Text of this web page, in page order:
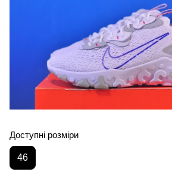
Доступні розміри
46